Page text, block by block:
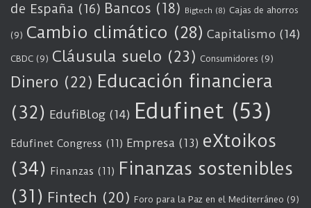
de España (16) Bancos (18) Bigtech (8) Cajas de ahorros
(9) Cambio climático (28) Capitalismo (14)
CBDC (9) Cláusula suelo (23) Consumidores (9)
Dinero (22) Educación financiera
(32) EdufiBlog (14) Edufinet (53)
Edufinet Congress (11) Empresa (13) eXtoikos
(34) Finanzas (11) Finanzas sostenibles
(31) Fintech (20) Foro para la Paz en el Mediterráneo (9)